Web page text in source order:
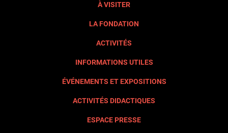
À VISITER
LA FONDATION
ACTIVITÉS
INFORMATIONS UTILES
ÉVÉNEMENTS ET EXPOSITIONS
ACTIVITÉS DIDACTIQUES
ESPACE PRESSE